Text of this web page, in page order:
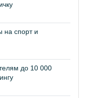
на спорт и
до 10 000